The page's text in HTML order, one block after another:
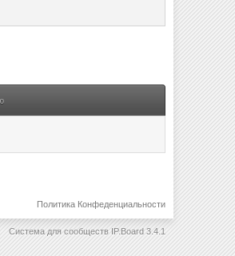
Политика Конфеденциальности
Система для сообществ IP.Board 3.4.1